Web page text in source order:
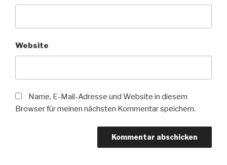
Website
Name, E-Mail-Adresse und Website in diesem
Browser für meinen nächsten Kommentar speichern.